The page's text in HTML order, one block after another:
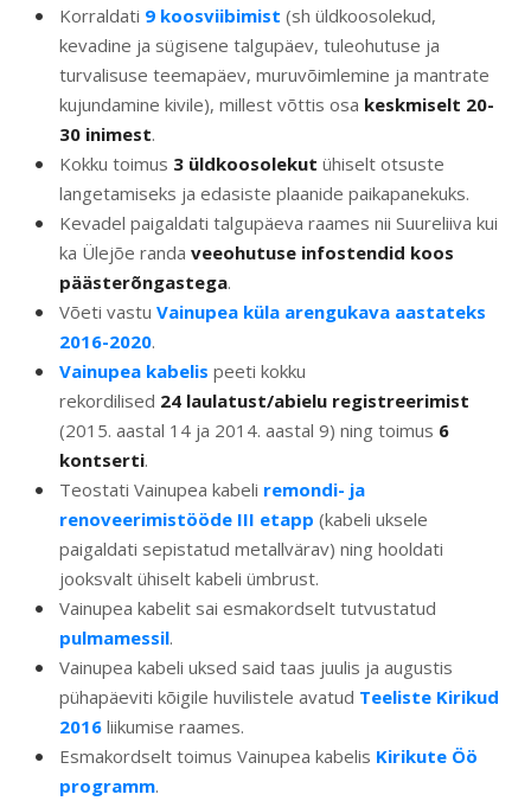
Korraldati 9 koosviibimist (sh üldkoosolekud,
kevadine ja sügisene talgupäev, tuleohutuse ja
turvalisuse teemapäev, muruvõimlemine ja mantrate
kujundamine kivile), millest võttis osa keskmiselt 20-
30 inimest.
Kokku toimus 3 üldkoosolekut ühiselt otsuste
langetamiseks ja edasiste plaanide paikapanekuks.
Kevadel paigaldati talgupäeva raames nii Suureliiva kui
ka Ülejõe randa veeohutuse infostendid koos
päästerõngastega.
Võeti vastu Vainupea küla arengukava aastateks
2016-2020.
Vainupea kabelis peeti kokku
rekordilised 24 laulatust/abielu registreerimist
(2015. aastal 14 ja 2014. aastal 9) ning toimus 6
kontserti.
Teostati Vainupea kabeli remondi- ja
renoveerimistööde III etapp (kabeli uksele
paigaldati sepistatud metallvärav) ning hooldati
jooksvalt ühiselt kabeli ümbrust.
Vainupea kabelit sai esmakordselt tutvustatud
pulmamessil.
Vainupea kabeli uksed said taas juulis ja augustis
pühapäeviti kõigile huvilistele avatud Teeliste Kirikud
2016 liikumise raames.
Esmakordselt toimus Vainupea kabelis Kirikute Öö
programm.